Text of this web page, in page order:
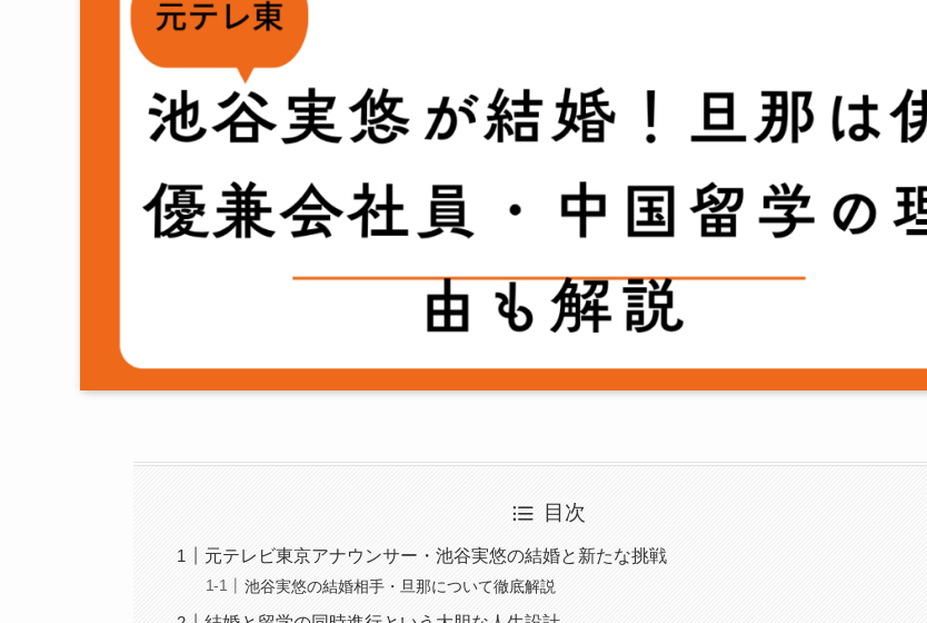
目次
元テレビ東京アナウンサー・池谷実悠の結婚と新たな挑戦
池谷実悠の結婚相手・旦那について徹底解説